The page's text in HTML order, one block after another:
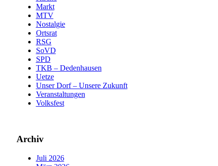
Markt
MTV
Nostalgie
Ortsrat
RSG
SoVD
SPD
TKB – Dedenhausen
Uetze
Unser Dorf – Unsere Zukunft
Veranstaltungen
Volksfest
Archiv
Juli 2026